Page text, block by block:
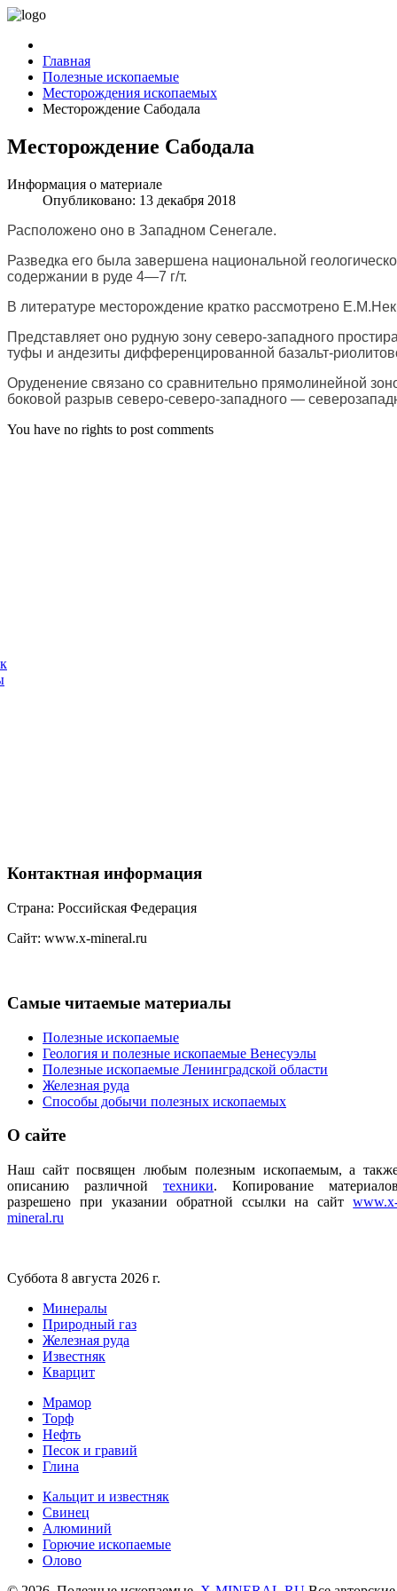
Главная
Полезные ископаемые
Месторождения ископаемых
Месторождение Сабодала
Месторождение Сабодала
Информация о материале
Опубликовано: 13 декабря 2018
Расположено оно в Западном Сенегале.
Разведка его была завершена национальной
содержании в руде 4—7 г/т.
В литературе месторождение кратко рассмотрено
Представляет оно рудную зону северо-западного
туфы и андезиты дифференцированной базальт-
Оруденение связано со сравнительно прямолинейной
боковой разрыв северо-северо-западного —
You have no rights to post comments
Контактная информация
Страна: Российская Федерация
Сайт: www.x-mineral.ru
Самые читаемые материалы
Полезные ископаемые
Геология и полезные ископаемые Венесуэлы
Полезные ископаемые Ленинградской области
Железная руда
Способы добычи полезных ископаемых
О сайте
Наш сайт посвящен любым полезным ископаемым, а
описанию различнойтехники.Копирование материалов
разрешено при указании обратной ссылки на сайт
mineral.ru
Суббота 8 августа 2026 г.
Минералы
Природный газ
Железная руда
Известняк
Кварцит
Мрамор
Торф
Нефть
Песок и гравий
Глина
Кальцит и известняк
Свинец
Алюминий
Горючие ископаемые
Олово